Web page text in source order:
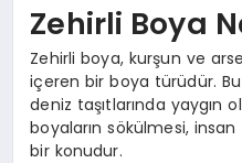
MAGAZIN
Zehirli Boya
Zehirli boya, kurşun ve
içeren bir boya türüdür.
deniz taşıtlarında yaygın
boyaların sökülmesi,
bir konudur.